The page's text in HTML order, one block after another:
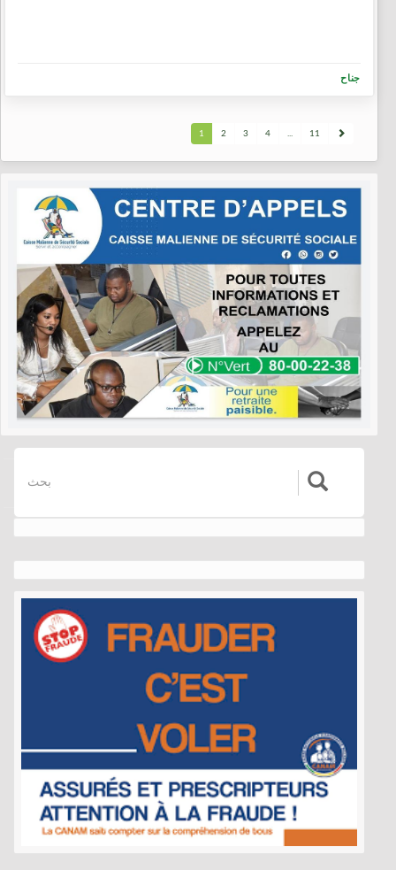
جناح
1 2 3 4 ... 11